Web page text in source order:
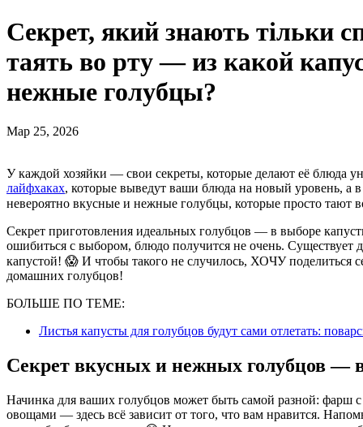
Секрет, який знають тільки
таять во рту — из какой
нежные голубцы?
Мар 25, 2026
У каждой хозяйки — свои секреты, которые делают её
лайфхаках, которые выведут ваши блюда на новый уровень, а в
невероятно вкусные и нежные голубцы, которые просто тают
Секрет приготовления идеальных голубцов — в выборе
ошибиться с выбором, блюдо получится не очень. Существует
капустой! 😱 И чтобы такого не случилось, ХОЧУ поделиться
домашних голубцов!
БОЛЬШЕ ПО ТЕМЕ:
Листья капусты для голубцов будут сами отлетать:
Секрет вкусных и нежных голубцов —
Начинка для ваших голубцов может быть самой разной: фарш
овощами — здесь всё зависит от того, что вам нравится.